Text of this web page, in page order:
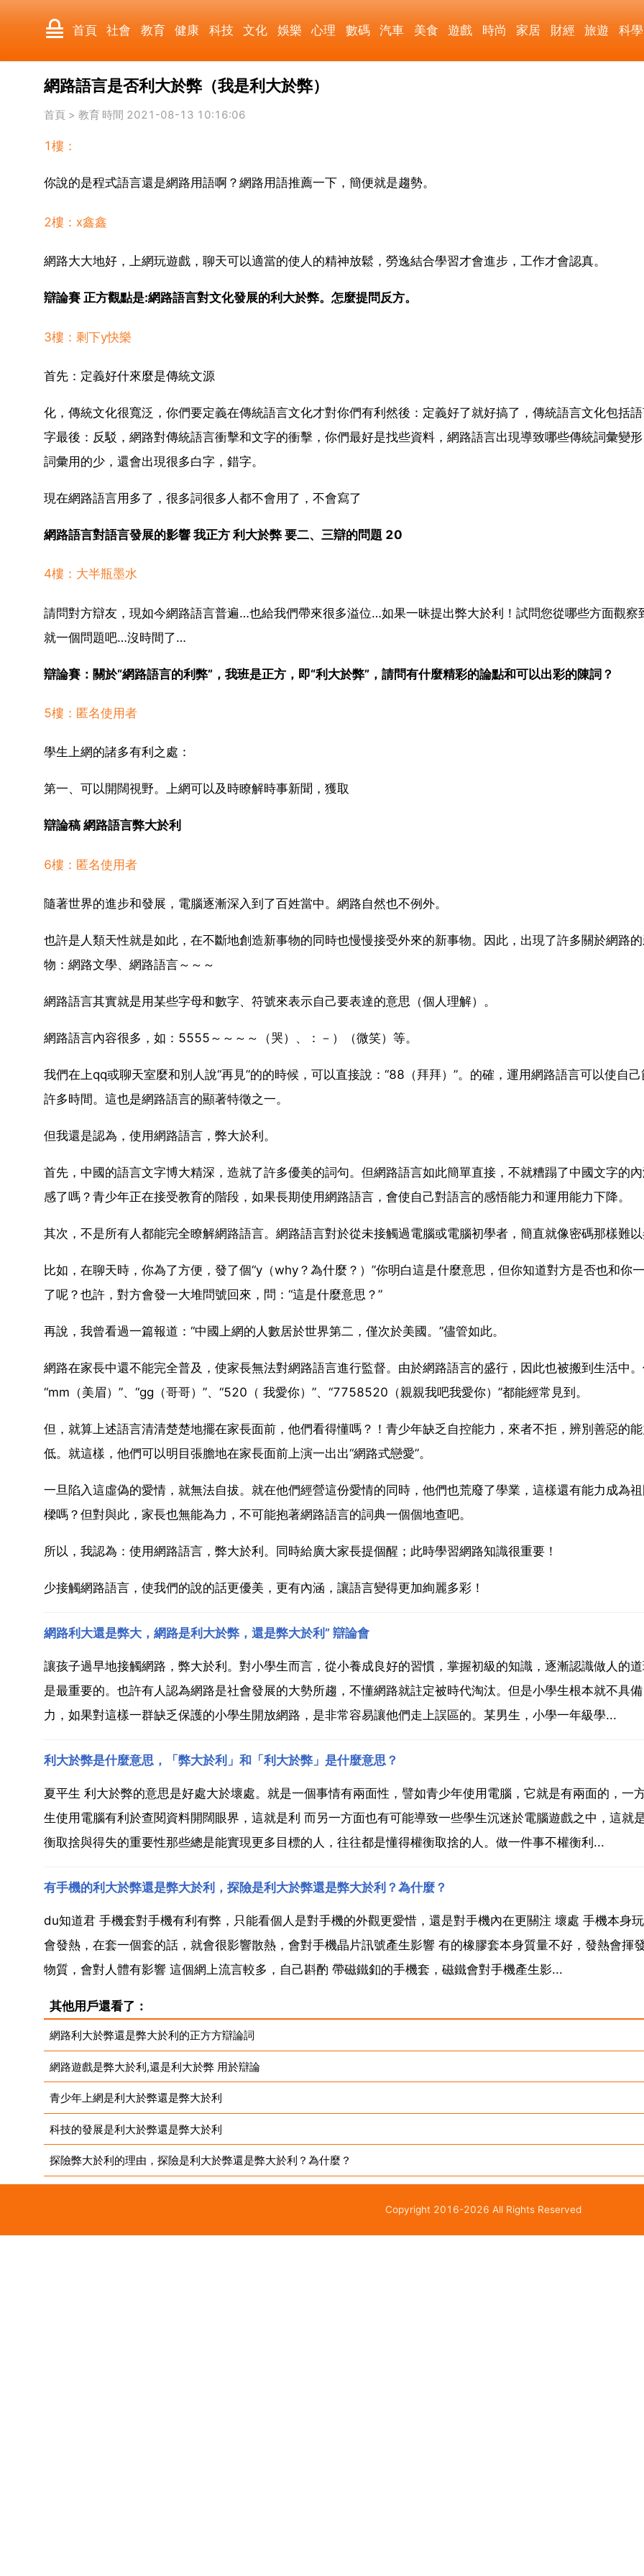
首頁 社會 教育 健康 科技 文化 娛樂 心理 數碼 汽車 美食 遊戲 時尚 家居 財經 旅遊 科學
國際 軍事 電影 其它
網路語言是否利大於弊（我是利大於弊）
首頁 > 教育 時間 2021-08-13 10:16:06
1樓：
你說的是程式語言還是網路用語啊？網路用語推薦一下，簡便就是趨勢。
2樓：ⅹ鑫鑫
網路大大地好，上網玩遊戲，聊天可以適當的使人的精神放鬆，勞逸結合學習才會進步，工作才會認真。
辯論賽 正方觀點是:網路語言對文化發展的利大於弊。怎麼提問反方。
3樓：剩下y快樂
首先：定義好什來麼是傳統文源
化，傳統文化很寬泛，你們要定義在傳統語言文化才對你們有利然後：定義好了就好搞了，傳統語言文化包括
字最後：反駁，網路對傳統語言衝擊和文字的衝擊，你們最好是找些資料，網路語言出現導致哪些傳統詞彙變
詞彙用的少，還會出現很多白字，錯字。
現在網路語言用多了，很多詞很多人都不會用了，不會寫了
網路語言對語言發展的影響 我正方 利大於弊 要二、三辯的問題 20
4樓：大半瓶墨水
請問對方辯友，現如今網路語言普遍…也給我們帶來很多溢位…如果一昧提出弊大於利！試問您從哪些方面觀察
就一個問題吧…沒時間了…
辯論賽：關於“網路語言的利弊”，我班是正方，即“利大於弊”，請問有什麼精彩的論點和可以出彩的陳詞？
5樓：匿名使用者
學生上網的諸多有利之處：
第一、可以開闊視野。上網可以及時瞭解時事新聞，獲取
辯論稿 網路語言弊大於利
6樓：匿名使用者
隨著世界的進步和發展，電腦逐漸深入到了百姓當中。網路自然也不例外。
也許是人類天性就是如此，在不斷地創造新事物的同時也慢慢接受外來的新事物。因此，出現了許多關於網路
物：網路文學、網路語言～～～
網路語言其實就是用某些字母和數字、符號來表示自己要表達的意思（個人理解）。
網路語言內容很多，如：5555～～～～（哭）、：－）（微笑）等。
我們在上qq或聊天室麼和別人說“再見”的的時候，可以直接說：“88（拜拜）”。的確，運用網路語言可以使自
許多時間。這也是網路語言的顯著特徵之一。
但我還是認為，使用網路語言，弊大於利。
首先，中國的語言文字博大精深，造就了許多優美的詞句。但網路語言如此簡單直接，不就糟蹋了中國文字的
感了嗎？青少年正在接受教育的階段，如果長期使用網路語言，會使自己對語言的感悟能力和運用能力下降。
其次，不是所有人都能完全瞭解網路語言。網路語言對於從未接觸過電腦或電腦初學者，簡直就像密碼那樣難
比如，在聊天時，你為了方便，發了個“y（why？為什麼？）”你明白這是什麼意思，但你知道對方是否也和你
了呢？也許，對方會發一大堆問號回來，問：“這是什麼意思？”
再說，我曾看過一篇報道：“中國上網的人數居於世界第二，僅次於美國。”儘管如此。
網路在家長中還不能完全普及，使家長無法對網路語言進行監督。由於網路語言的盛行，因此也被搬到生活中
“mm（美眉）”、“gg（哥哥）”、“520（ 我愛你）”、“7758520（親親我吧我愛你）”都能經常見到。
但，就算上述語言清清楚楚地擺在家長面前，他們看得懂嗎？！青少年缺乏自控能力，來者不拒，辨別善惡的
低。就這樣，他們可以明目張膽地在家長面前上演一出出“網路式戀愛”。
一旦陷入這虛偽的愛情，就無法自拔。就在他們經營這份愛情的同時，他們也荒廢了學業，這樣還有能力成為
樑嗎？但對與此，家長也無能為力，不可能抱著網路語言的詞典一個個地查吧。
所以，我認為：使用網路語言，弊大於利。同時給廣大家長提個醒；此時學習網路知識很重要！
少接觸網路語言，使我們的說的話更優美，更有內涵，讓語言變得更加絢麗多彩！
網路利大還是弊大，網路是利大於弊，還是弊大於利” 辯論會
讓孩子過早地接觸網路，弊大於利。對小學生而言，從小養成良好的習慣，掌握初級的知識，逐漸認識做人的
是最重要的。也許有人認為網路是社會發展的大勢所趨，不懂網路就註定被時代淘汰。但是小學生根本就不具
力，如果對這樣一群缺乏保護的小學生開放網路，是非常容易讓他們走上誤區的。某男生，小學一年級學...
利大於弊是什麼意思，「弊大於利」和「利大於弊」是什麼意思？
夏平生 利大於弊的意思是好處大於壞處。就是一個事情有兩面性，譬如青少年使用電腦，它就是有兩面的，一
生使用電腦有利於查閱資料開闊眼界，這就是利 而另一方面也有可能導致一些學生沉迷於電腦遊戲之中，這就
衡取捨與得失的重要性那些總是能實現更多目標的人，往往都是懂得權衡取捨的人。做一件事不權衡利...
有手機的利大於弊還是弊大於利，探險是利大於弊還是弊大於利？為什麼？
du知道君 手機套對手機有利有弊，只能看個人是對手機的外觀更愛惜，還是對手機內在更關注 壞處 手機本身
會發熱，在套一個套的話，就會很影響散熱，會對手機晶片訊號產生影響 有的橡膠套本身質量不好，發熱會揮
物質，會對人體有影響 這個網上流言較多，自己斟酌 帶磁鐵釦的手機套，磁鐵會對手機產生影...
其他用戶還看了：
網路利大於弊還是弊大於利的正方方辯論詞
網路遊戲是弊大於利,還是利大於弊 用於辯論
青少年上網是利大於弊還是弊大於利
科技的發展是利大於弊還是弊大於利
探險弊大於利的理由，探險是利大於弊還是弊大於利？為什麼？
Copyright 2016-2026 All Rights Reserved